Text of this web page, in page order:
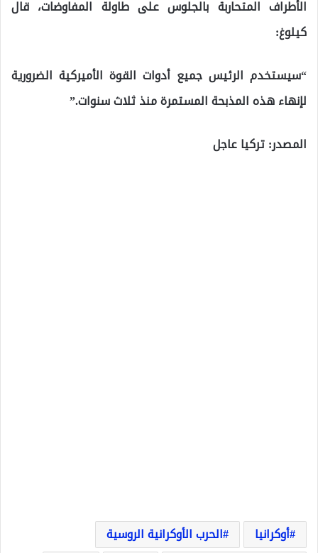
الأطراف المتحاربة بالجلوس على طاولة المفاوضات، قال
كيلوغ:
“سيستخدم الرئيس جميع أدوات القوة الأميركية الضرورية
لإنهاء هذه المذبحة المستمرة منذ ثلاث سنوات.”
المصدر: تركيا عاجل
أوكرانيا
الحرب الأوكرانية الروسية